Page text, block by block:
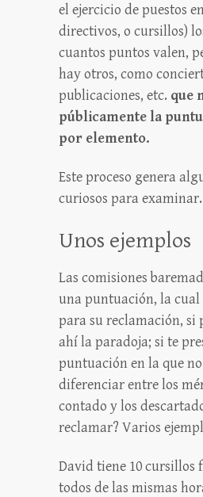
el ejercicio de puestos
directivos, o cursillos)
cuantos puntos valen,
hay otros, como
publicaciones, etc. que
públicamente la
por elemento.
Este proceso genera
curiosos para
Unos ejemplos
Las comisiones
una puntuación, la cual
para su reclamación, si
ahí la paradoja; si te
puntuación en la que
diferenciar entre los
contado y los
reclamar? Varios
David tiene 10 cursillos
todos de las mismas